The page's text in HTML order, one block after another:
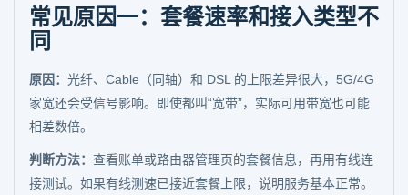
常见原因一：套餐速率和接入类型不
同
原因： 光纤、Cable（同轴）和 DSL 的上限差异很大，5G/4G
家宽还会受信号影响。即使都叫“宽带”，实际可用带宽也可能
相差数倍。
判断方法： 查看账单或路由器管理页的套餐信息，再用有线连
接测试。如果有线测速已接近套餐上限，说明服务基本正常。